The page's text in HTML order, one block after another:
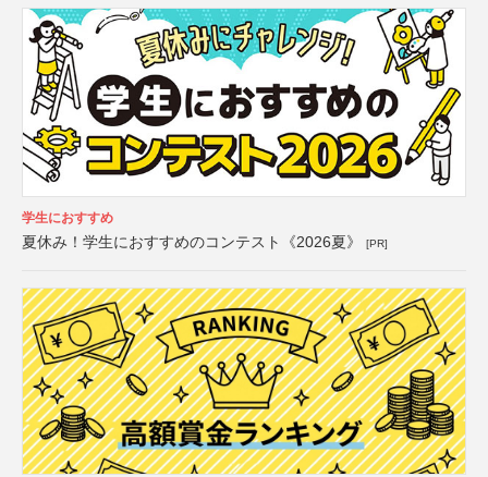
学生におすすめ
夏休み！学生におすすめのコンテスト《2026夏》 [PR]